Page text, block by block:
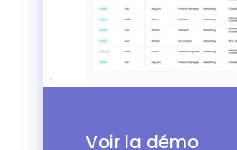
Voir la démo